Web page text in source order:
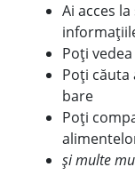
Ai acces
Poți
Poți
bare
Poți
și multe